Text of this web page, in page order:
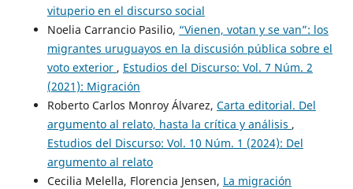
vituperio en el discurso social
Noelia Carrancio Pasilio, “Vienen, votan y se van”: los
migrantes uruguayos en la discusión pública sobre el
voto exterior , Estudios del Discurso: Vol. 7 Núm. 2
(2021): Migración
Roberto Carlos Monroy Álvarez, Carta editorial. Del
argumento al relato, hasta la crítica y análisis ,
Estudios del Discurso: Vol. 10 Núm. 1 (2024): Del
argumento al relato
Cecilia Melella, Florencia Jensen, La migración